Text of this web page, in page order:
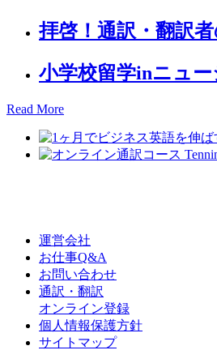
拝啓！通訳・翻訳
小学校留学inニュ
Read More
運営会社
お仕事Q&A
お問い合わせ
通訳・翻訳
オンライン登録
個人情報保護方針
サイトマップ